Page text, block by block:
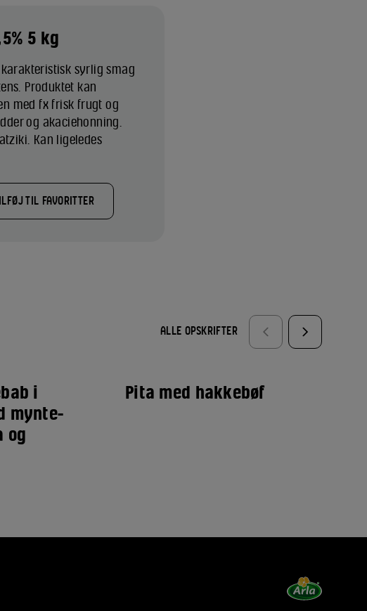
5 kg
syrlig smag
Produktet kan
med fx frisk frugt og
og akaciehonning.
Kan ligeledes
TIL FAVORITTER
ALLE OPSKRIFTER
i
mynte-
og
Pita med hakkebøf